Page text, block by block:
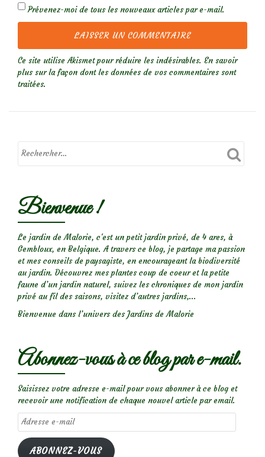
Prévenez-moi de tous les nouveaux articles par e-mail.
Ce site utilise Akismet pour réduire les indésirables. En savoir
plus sur la façon dont les données de vos commentaires sont
traitées.
Bienvenue !
Le jardin de Malorie, c'est un petit jardin privé, de 4 ares, à
Gembloux, en Belgique. A travers ce blog, je partage ma passion
et mes conseils de paysagiste, en encourageant la biodiversité
au jardin. Découvrez mes plantes coup de coeur et la petite
faune d’un jardin naturel, suivez les chroniques de mon jardin
privé au fil des saisons, visitez d’autres jardins,...
Bienvenue dans l’univers des Jardins de Malorie
Abonnez-vous à ce blog par e-mail.
Saisissez votre adresse e-mail pour vous abonner à ce blog et
recevoir une notification de chaque nouvel article par email.
Adresse
e-
mail
ABONNEZ-VOUS